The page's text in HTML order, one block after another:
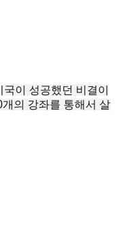
이 성공했던 비결이
의 강좌를 통해서 살